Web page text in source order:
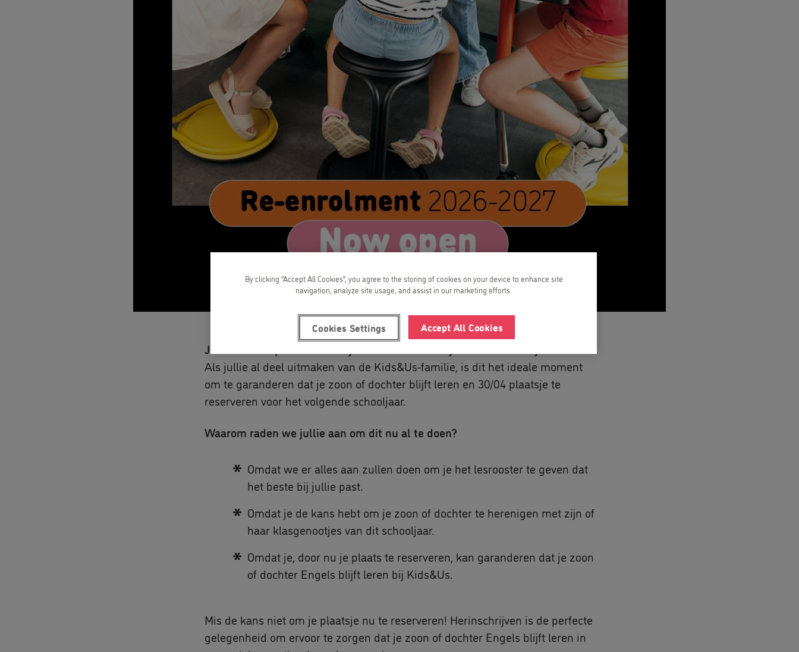
Je kan nu al opnieuw inschrijven voor het schooljaar 2025-2026 bij Kids&Us.
Als jullie al deel uitmaken van de Kids&Us-familie, is dit het ideale moment
om te garanderen dat je zoon of dochter blijft leren en 30/04 plaatsje te
reserveren voor het volgende schooljaar.
Waarom raden we jullie aan om dit nu al te doen?
Omdat we er alles aan zullen doen om je het lesrooster te geven dat
het beste bij jullie past.
Omdat je de kans hebt om je zoon of dochter te herenigen met zijn of
haar klasgenootjes van dit schooljaar.
Omdat je, door nu je plaats te reserveren, kan garanderen dat je zoon
of dochter Engels blijft leren bij Kids&Us.
Mis de kans niet om je plaatsje nu te reserveren! Herinschrijven is de perfecte
gelegenheid om ervoor te zorgen dat je zoon of dochter Engels blijft leren in
By clicking “Accept All Cookies”, you agree to the storing of cookies on your device to enhance site
navigation, analyze site usage, and assist in our marketing efforts.
Accept All Cookies
Cookies Settings